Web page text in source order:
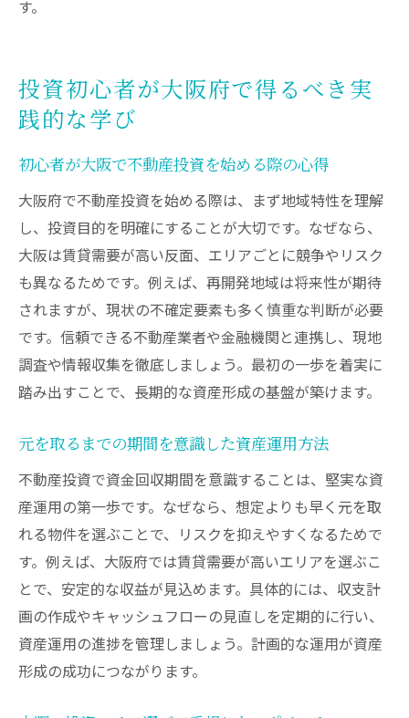
す。
投資初心者が大阪府で得るべき実
践的な学び
初心者が大阪で不動産投資を始める際の心得
大阪府で不動産投資を始める際は、まず地域特性を理解
し、投資目的を明確にすることが大切です。なぜなら、
大阪は賃貸需要が高い反面、エリアごとに競争やリスク
も異なるためです。例えば、再開発地域は将来性が期待
されますが、現状の不確定要素も多く慎重な判断が必要
です。信頼できる不動産業者や金融機関と連携し、現地
調査や情報収集を徹底しましょう。最初の一歩を着実に
踏み出すことで、長期的な資産形成の基盤が築けます。
元を取るまでの期間を意識した資産運用方法
不動産投資で資金回収期間を意識することは、堅実な資
産運用の第一歩です。なぜなら、想定よりも早く元を取
れる物件を選ぶことで、リスクを抑えやすくなるためで
す。例えば、大阪府では賃貸需要が高いエリアを選ぶこ
とで、安定的な収益が見込めます。具体的には、収支計
画の作成やキャッシュフローの見直しを定期的に行い、
資産運用の進捗を管理しましょう。計画的な運用が資産
形成の成功につながります。